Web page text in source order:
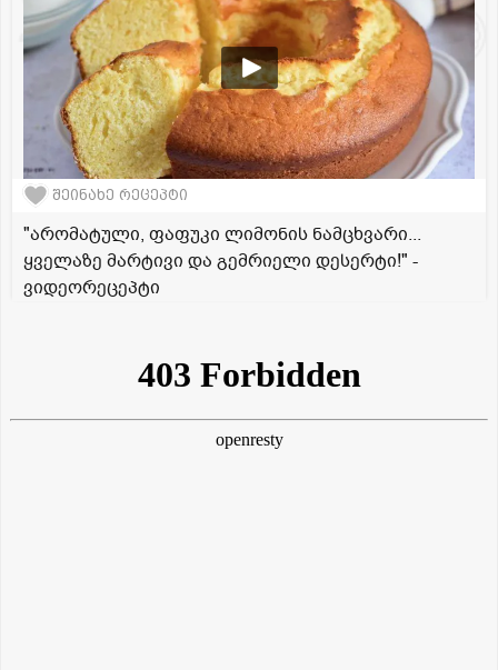
შეინახე რეცეპტი
"არომატული, ფაფუკი ლიმონის ნამცხვარი...
ყველაზე მარტივი და გემრიელი დესერტი!" -
ვიდეორეცეპტი